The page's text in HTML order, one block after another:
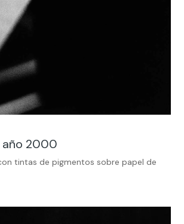
año 2000
tintas de pigmentos sobre papel de